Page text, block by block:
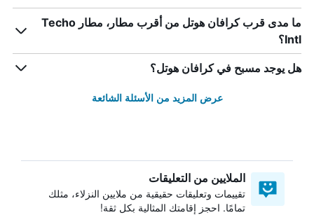
ما مدى قرب كرافان هوتل من أقرب مطار، مطار Techo
Intl؟
هل يوجد مسبح في كرافان هوتل؟
عرض المزيد من الأسئلة الشائعة
الملايين من التعليقات
تقييمات وتعليقات حقيقية من ملايين النزلاء، مثلك
تمامًا. احجز إقامتك المثالية بكل ثقة!